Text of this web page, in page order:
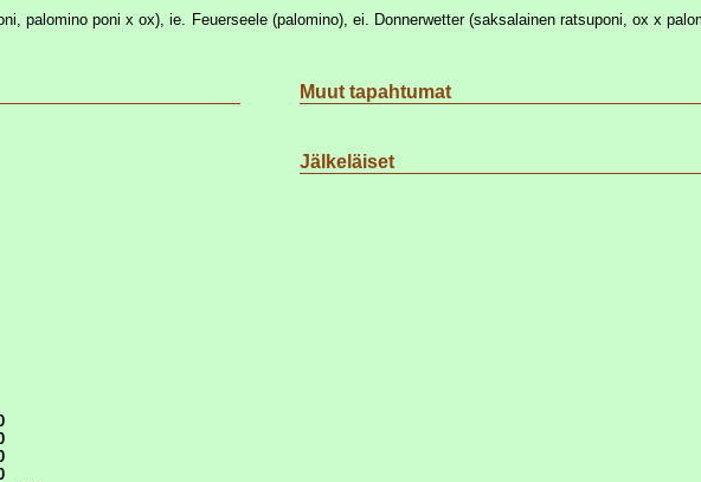
palomino poni x ox), ie. Feuerseele (palomino), ei. Donnerwetter (saksalainen ratsuponi, ox x
Muut tapahtumat
Jälkeläiset